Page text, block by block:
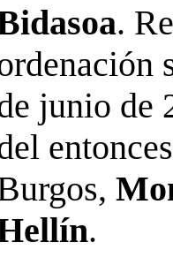
.
junio de
.